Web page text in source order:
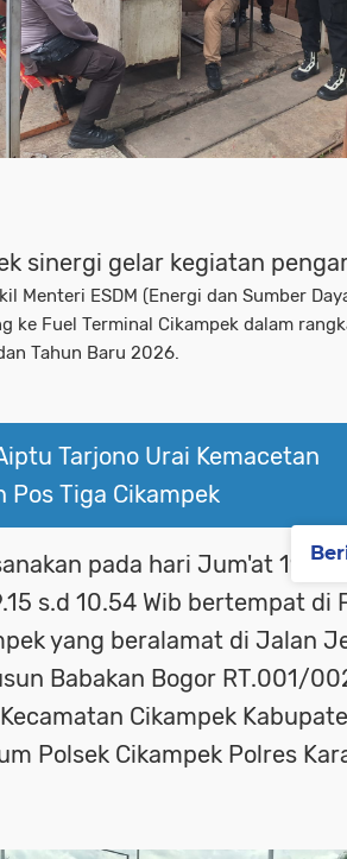
sinergi gelar kegiatan
Menteri ESDM (Energi dan Sumber
ke Fuel Terminal Cikampek dalam
Tahun Baru 2026.
Tarjono Urai Kemacetan
Pos Tiga Cikampek
pada hari Jum'at 19
s.d 10.54 Wib bertempat di
yang beralamat di Jalan
Babakan Bogor RT.001/
Cikampek
Polsek Cikampek Polres